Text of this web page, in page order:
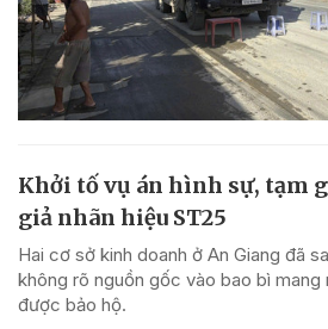
Khởi tố vụ án hình sự, tạm
giả nhãn hiệu ST25
Hai cơ sở kinh doanh ở An Giang đã
không rõ nguồn gốc vào bao bì mang
được bảo hộ.